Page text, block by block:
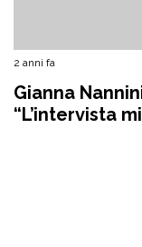
2 anni fa
Gianna
“L’intervista